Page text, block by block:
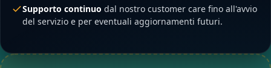
Supporto continuo dal nostro customer care fino all'avvio
del servizio e per eventuali aggiornamenti futuri.